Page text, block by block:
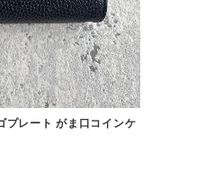
レート がま口コインケ